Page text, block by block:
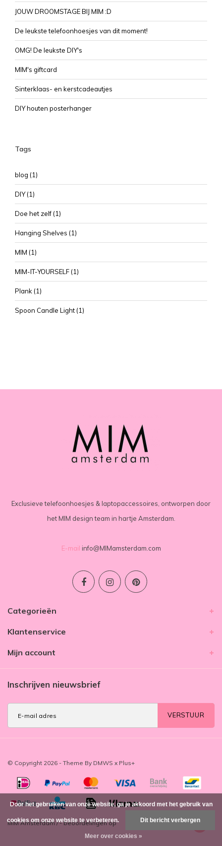
JOUW DROOMSTAGE BIJ MIM :D
De leukste telefoonhoesjes van dit moment!
OMG! De leukste DIY's
MIM's giftcard
Sinterklaas- en kerstcadeautjes
DIY houten posterhanger
Tags
blog (1)
DIY(1)
Doe het zelf (1)
Hanging Shelves (1)
MIM (1)
MIM-IT-YOURSELF (1)
Plank (1)
Spoon Candle Light (1)
Exclusieve telefoonhoesjes & laptopaccessoires, ontworpen door
het MIM design team in hartje Amsterdam.
E-mail info@MIMamsterdam.com
Categorieën
Klantenservice
Mijn account
Inschrijven nieuwsbrief
VERSTUUR
© Copyright 2026 - Theme By DMWS x Plus+
MIM Amsterdam /-beoordelingen op
Door het gebruiken van onze website, ga je akkoord met het gebruik van
cookies om onze website te verbeteren. Dit bericht verbergen
Meer over cookies »